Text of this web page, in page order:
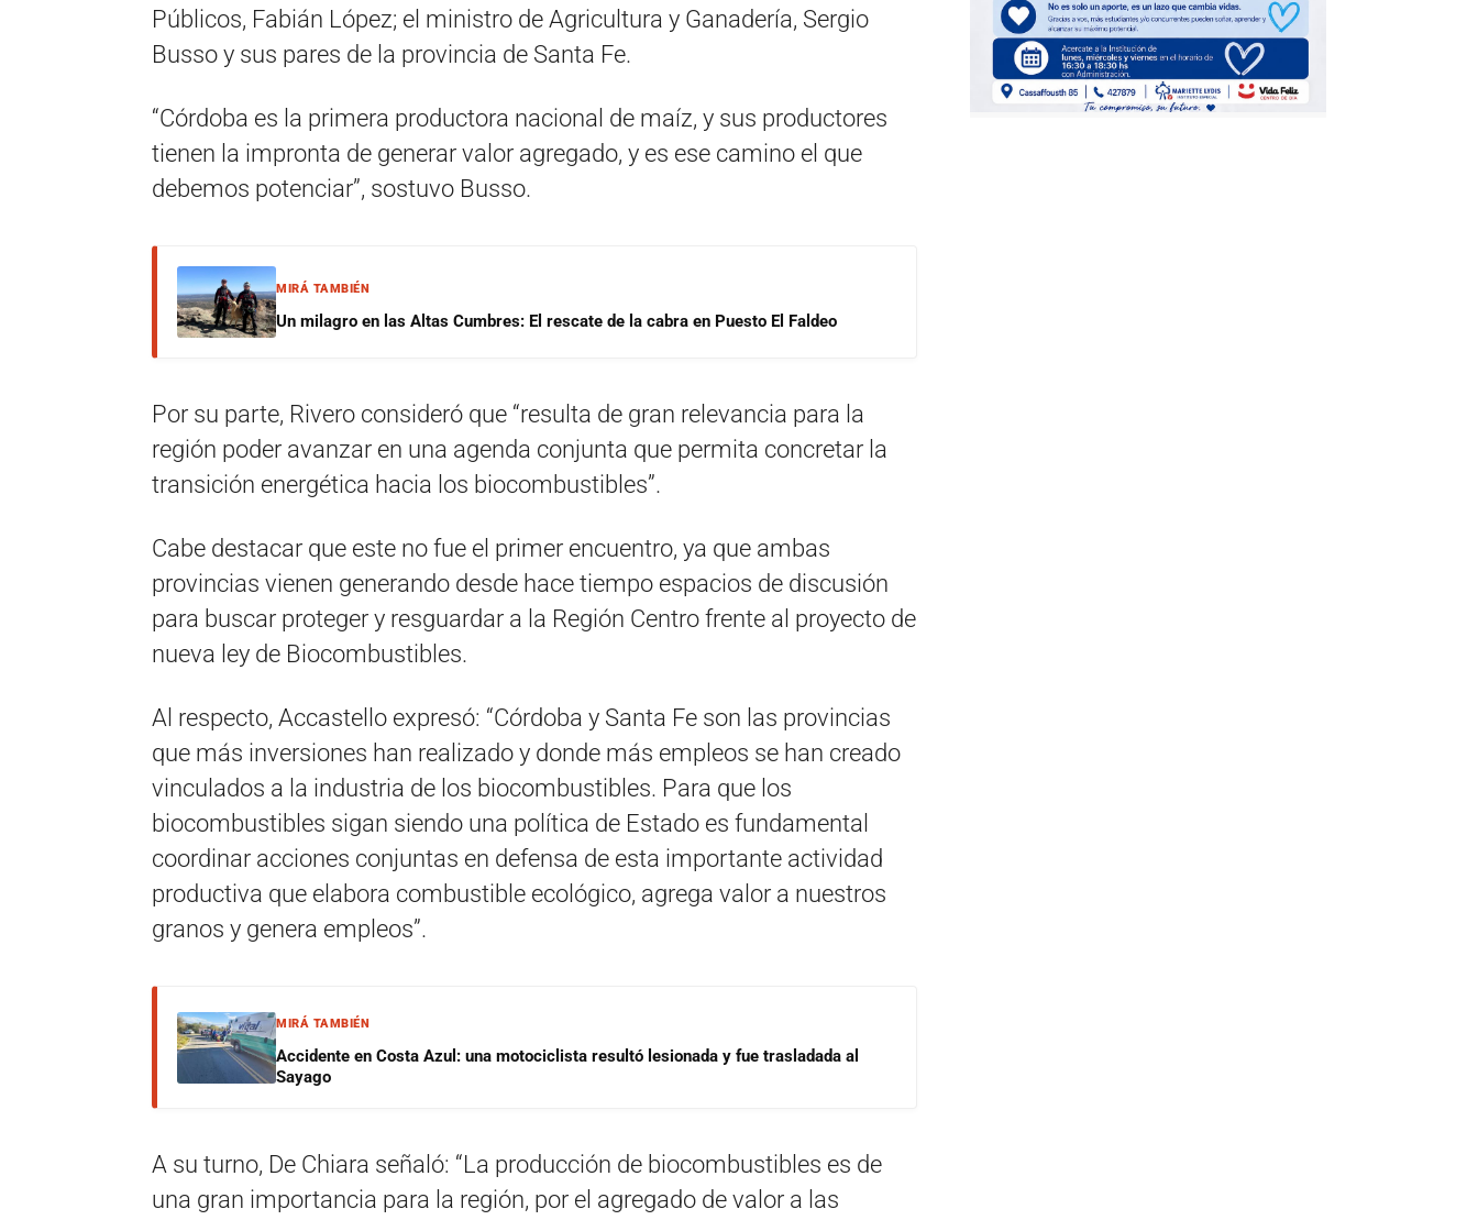
Públicos, Fabián López; el ministro de Agricultura y Ganadería, Sergio
Busso y sus pares de la provincia de Santa Fe.
“Córdoba es la primera productora nacional de maíz, y sus productores
tienen la impronta de generar valor agregado, y es ese camino el que
debemos potenciar”, sostuvo Busso.
MIRÁ TAMBIÉN
Un milagro en las Altas Cumbres: El rescate de la cabra en Puesto El Faldeo
Por su parte, Rivero consideró que “resulta de gran relevancia para la
región poder avanzar en una agenda conjunta que permita concretar la
transición energética hacia los biocombustibles”.
Cabe destacar que este no fue el primer encuentro, ya que ambas
provincias vienen generando desde hace tiempo espacios de discusión
para buscar proteger y resguardar a la Región Centro frente al proyecto de
nueva ley de Biocombustibles.
Al respecto, Accastello expresó: “Córdoba y Santa Fe son las provincias
que más inversiones han realizado y donde más empleos se han creado
vinculados a la industria de los biocombustibles. Para que los
biocombustibles sigan siendo una política de Estado es fundamental
coordinar acciones conjuntas en defensa de esta importante actividad
productiva que elabora combustible ecológico, agrega valor a nuestros
granos y genera empleos”.
MIRÁ TAMBIÉN
Accidente en Costa Azul: una motociclista resultó lesionada y fue trasladada al
Sayago
A su turno, De Chiara señaló: “La producción de biocombustibles es de
una gran importancia para la región, por el agregado de valor a las